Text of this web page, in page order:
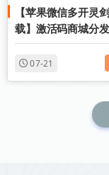
苹果TF微
【苹果微信多开灵
载】激活码商城分
换码模式兑换
07-21